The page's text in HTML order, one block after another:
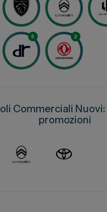
5 2
Commerciali
promozioni